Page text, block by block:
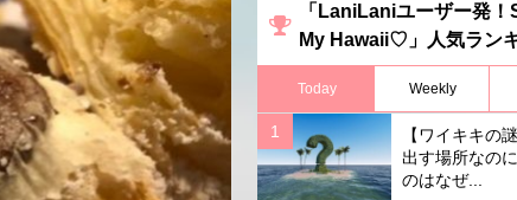
ー
「LaniLaniユーザー発
My Hawaii♡」人気ラン
Today Weekly
【ワイキキの
出す場所なの
のはなぜ...